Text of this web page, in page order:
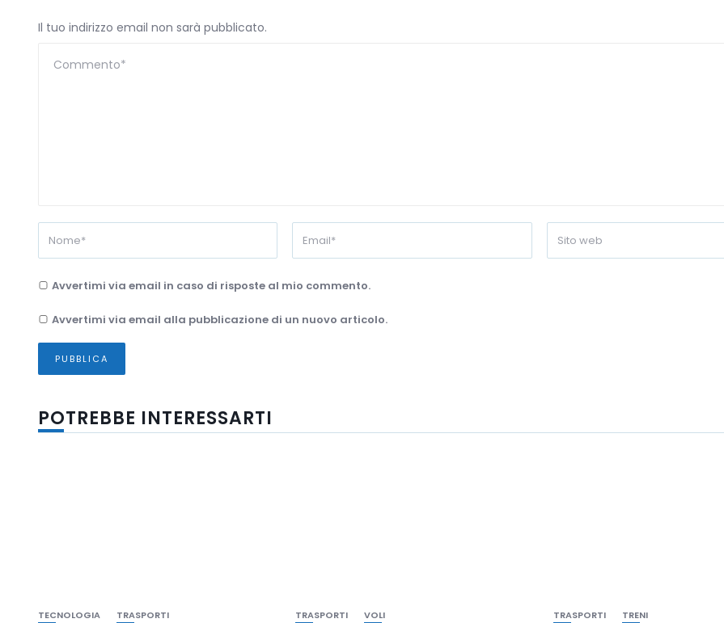
Il tuo indirizzo email non sarà pubblicato.
Avvertimi via email in caso di risposte al mio commento.
Avvertimi via email alla pubblicazione di un nuovo articolo.
POTREBBE INTERESSARTI
TECNOLOGIA TRASPORTI TRASPORTI VOLI TRASPORTI TRENI